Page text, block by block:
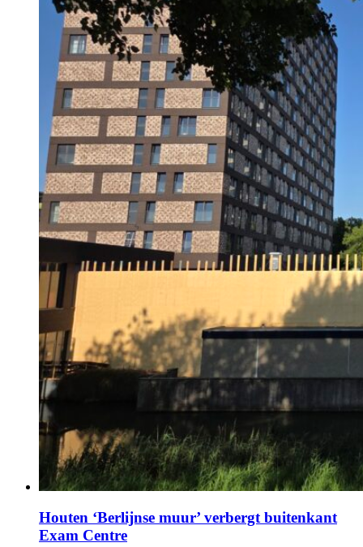
Houten ‘Berlijnse muur’ verbergt buitenkant
Exam Centre